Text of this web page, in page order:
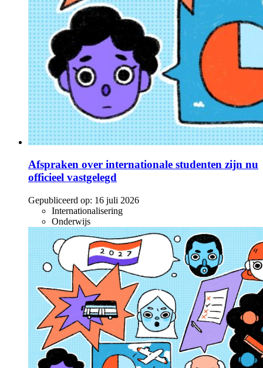
Afspraken over internationale studenten zijn nu
officieel vastgelegd
Gepubliceerd op: 16 juli 2026
Internationalisering
Onderwijs